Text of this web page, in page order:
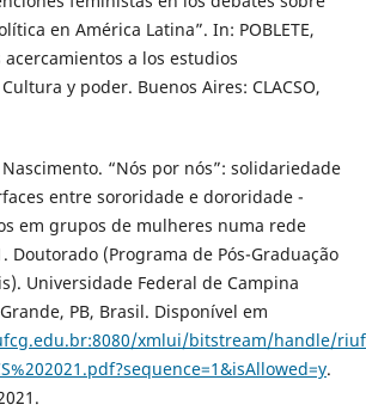
en América Latina”. In: POBLETE,
acercamientos a los estudios
y poder. Buenos Aires: CLACSO,
“Nós por nós”: solidariedade
entre sororidade e dororidade -
em grupos de mulheres numa rede
Doutorado (Programa de Pós-Graduação
Universidade Federal de Campina
PB, Brasil. Disponível em
xmlui/bitstream/handle/
.